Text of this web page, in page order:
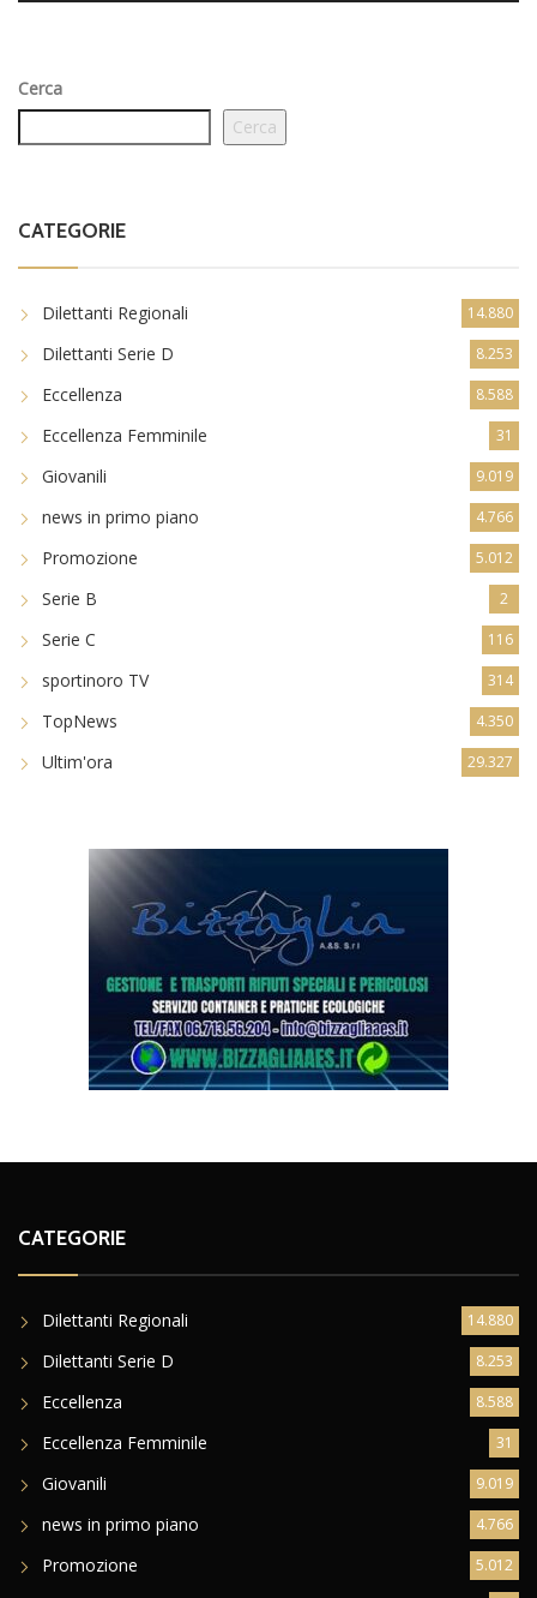
Cerca
Cerca
CATEGORIE
Dilettanti Regionali 14.880
Dilettanti Serie D 8.253
Eccellenza 8.588
Eccellenza Femminile 31
Giovanili 9.019
news in primo piano 4.766
Promozione 5.012
Serie B 2
Serie C 116
sportinoro TV 314
TopNews 4.350
Ultim'ora 29.327
CATEGORIE
Dilettanti Regionali 14.880
Dilettanti Serie D 8.253
Eccellenza 8.588
Eccellenza Femminile 31
Giovanili 9.019
news in primo piano 4.766
Promozione 5.012